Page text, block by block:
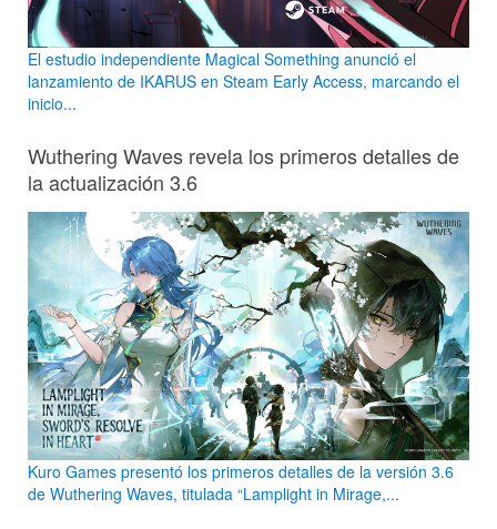
El estudio independiente Magical Something anunció el
lanzamiento de IKARUS en Steam Early Access, marcando el
inicio...
Wuthering Waves revela los primeros detalles de
la actualización 3.6
Kuro Games presentó los primeros detalles de la versión 3.6
de Wuthering Waves, titulada “Lamplight in Mirage,...